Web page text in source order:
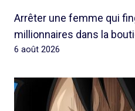
Arrêter une femme qui
millionnaires dans la
6 août 2026